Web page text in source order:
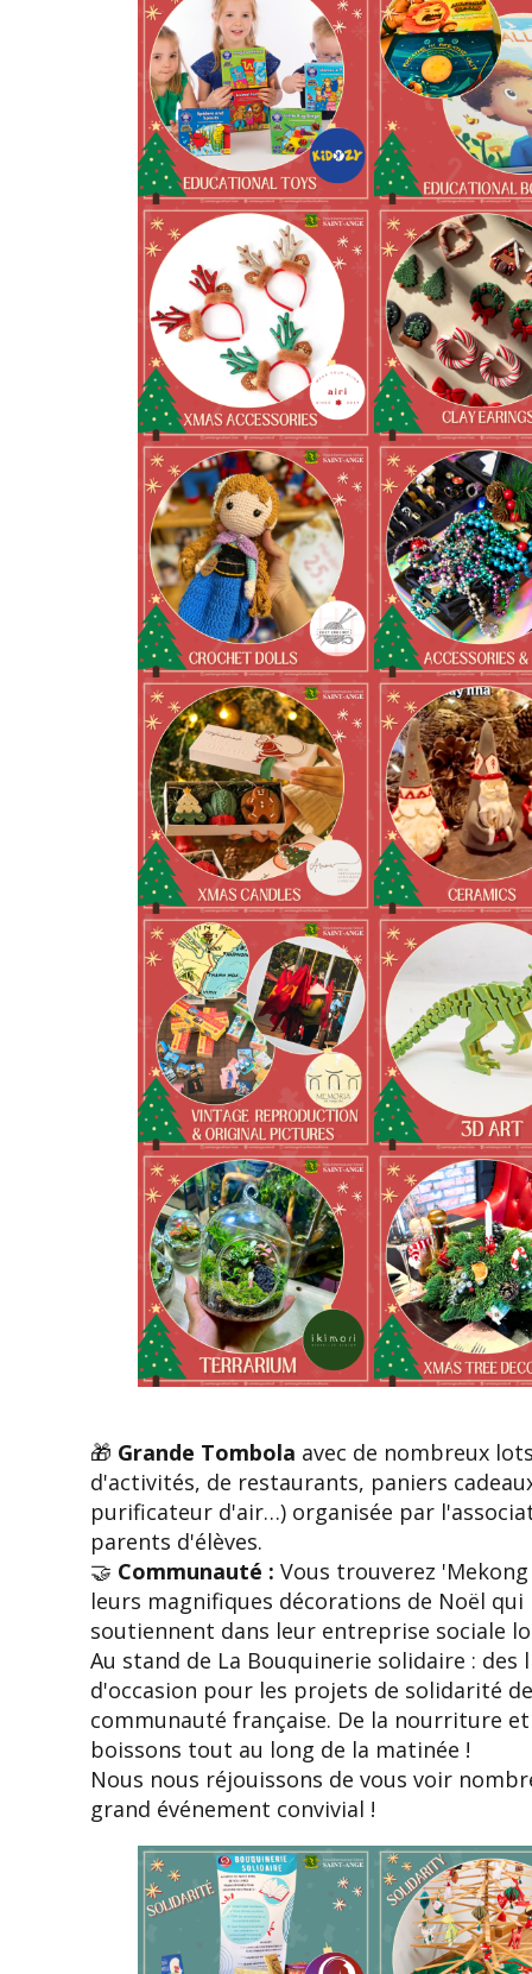
🎁 Grande Tombola avec de nombreux
d'activités, de restaurants, paniers
purificateur d'air…) organisée par
parents d'élèves.
🤝 Communauté :Vous trouverez
leurs magnifiques décorations de Noël qui
soutiennent dans leur entreprise sociale
Au stand de La Bouquinerie solidaire : des
d'occasion pour les projets de solidarité
communauté française. De la nourriture
boissons tout au long de la matinée !
Nous nous réjouissons de vous voir
grand événement convivial !